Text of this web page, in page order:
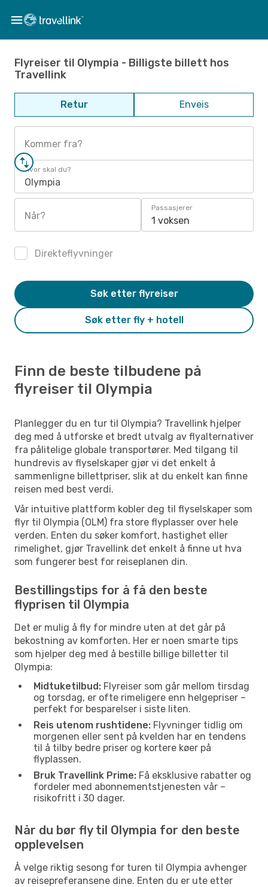
Flyreiser til Olympia - Billigste billett hos
Travellink
Retur Enveis
Kommer fra?
Hvor skal du?
Olympia
Når?
Passasjerer
1 voksen
Direkteflyvninger
Søk etter fly + hotell
Søk etter flyreiser
Finn de beste tilbudene på
flyreiser til Olympia
Planlegger du en tur til Olympia? Travellink hjelper
deg med å utforske et bredt utvalg av flyalternativer
fra pålitelige globale transportører. Med tilgang til
hundrevis av flyselskaper gjør vi det enkelt å
sammenligne billettpriser, slik at du enkelt kan finne
reisen med best verdi.
Vår intuitive plattform kobler deg til flyselskaper som
flyr til Olympia (OLM) fra store flyplasser over hele
verden. Enten du søker komfort, hastighet eller
rimelighet, gjør Travellink det enkelt å finne ut hva
som fungerer best for reiseplanen din.
Bestillingstips for å få den beste
flyprisen til Olympia
Det er mulig å fly for mindre uten at det går på
bekostning av komforten. Her er noen smarte tips
som hjelper deg med å bestille billige billetter til
Olympia:
Midtuketilbud: Flyreiser som går mellom tirsdag
og torsdag, er ofte rimeligere enn helgepriser –
perfekt for besparelser i siste liten.
Reis utenom rushtidene: Flyvninger tidlig om
morgenen eller sent på kvelden har en tendens
til å tilby bedre priser og kortere køer på
flyplassen.
Bruk Travellink Prime: Få eksklusive rabatter og
fordeler med abonnementstjenesten vår –
risikofritt i 30 dager.
Når du bør fly til Olympia for den beste
opplevelsen
Å velge riktig sesong for turen til Olympia avhenger
av reisepreferansene dine. Enten du er ute etter